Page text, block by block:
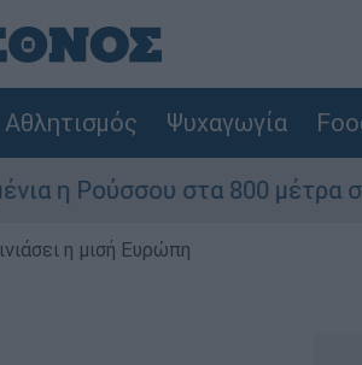
Αθλητισμός Ψυχαγωγία
στα 800 μέτρα στο
η μισή Ευρώπη